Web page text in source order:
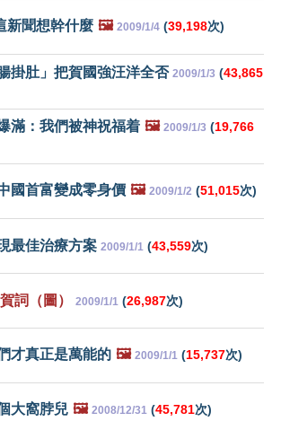
新聞想幹什麼 🖼️ 2009/1/4 (39,198次)
掛肚」把賀國強汪洋全否 2009/1/3 (43,865
滿：我們被神祝福着 🖼️ 2009/1/3 (19,766
國首富變成零身價 🖼️ 2009/1/2 (51,015次)
最佳治療方案 2009/1/1 (43,559次)
詞（圖） 2009/1/1 (26,987次)
才真正是萬能的 🖼️ 2009/1/1 (15,737次)
大窩脖兒 🖼️ 2008/12/31 (45,781次)